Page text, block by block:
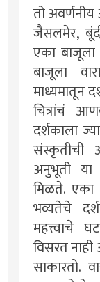
तो
जैसलमेर,
एका बाजूला
बाजूला
माध्यमातून
चित्रांचं
दर्शकाला
संस्कृतीची
अनुभूती या
मिळते. एका
भव्यतेचे
महत्त्वाचे
विसरत नाही
साकारतो.